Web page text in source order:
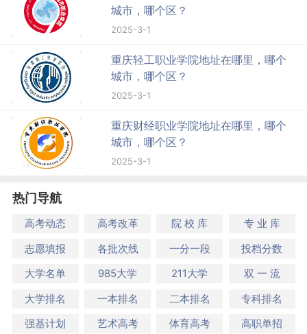
城市，哪个区？
2025-3-1
重庆轻工职业学院地址在哪里，哪个
城市，哪个区？
2025-3-1
重庆财经职业学院地址在哪里，哪个
城市，哪个区？
2025-3-1
热门导航
高考动态 高考改革 院 校 库
专 业 库
志愿填报
各批次线 一分一段
投档分数
大学名单
985大学 211大学
双 一 流
大学排名
一本排名 二本排名
专科排名
强基计划
艺术高考 体育高考 高职单招